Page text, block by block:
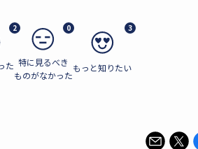
2
た
0
特に見るべき
ものがなかった
3
もっと知りたい